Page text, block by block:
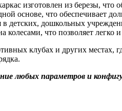
изготовлен из березы, что
основе, что обеспечивает
дошкольных
что позволяет легко
клубах и других местах,
любых параметров и